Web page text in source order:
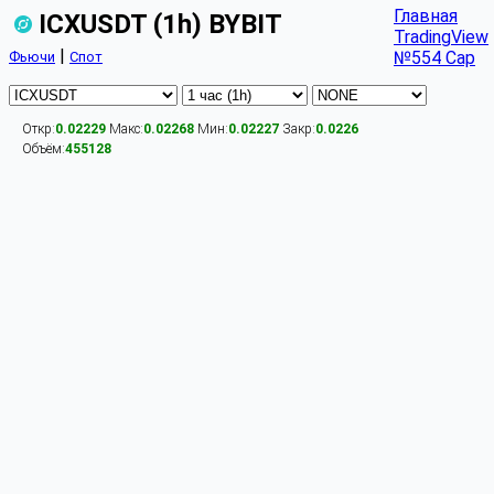
ICXUSDT (1h) BYBIT
Фьючи | Спот
Главная
TradingView
№554 Cap
Откр:0.02229 Макс:0.02268 Мин:0.02227 Закр:0.0226
Объём:455128